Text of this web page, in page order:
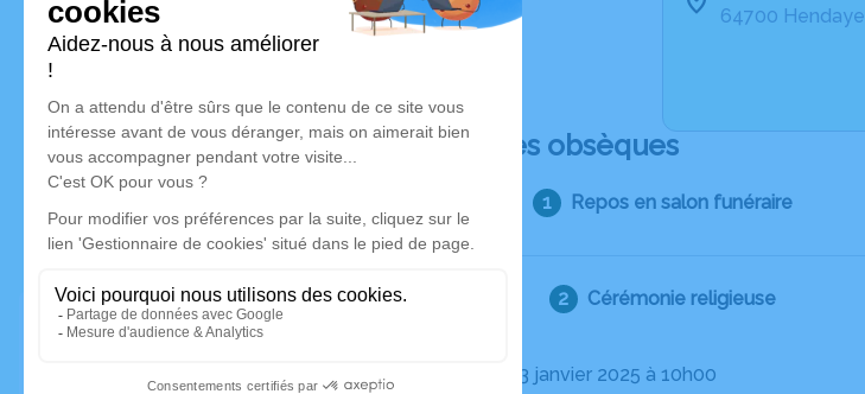
64700 Hendaye
Déroulé des obsèques
Repos en salon funéraire
Cérémonie religieuse
Le jeudi 23 janvier 2025 à 10h00